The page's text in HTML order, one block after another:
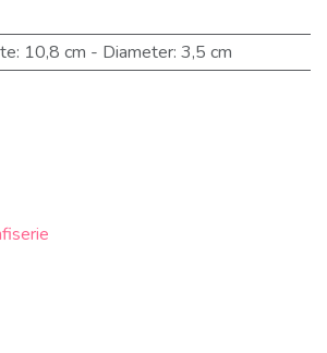
10,8 cm - Diameter: 3,5 cm